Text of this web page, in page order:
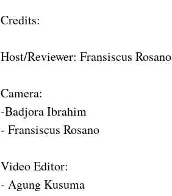
Credits:
Host/Reviewer: Fransiscus Rosano
Camera:
-Badjora Ibrahim
- Fransiscus Rosano
Video Editor:
- Agung Kusuma